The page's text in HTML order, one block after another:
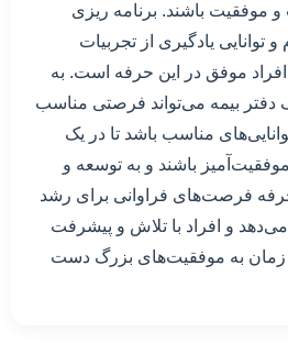
موفقیت باشند. برنامه ریزی
و توانایی یادگیری از تجربیات
موفق در این حرفه است. به
دفتر بیمه می‌تواند فرصتی مناسب
مناسب باشد تا در یک
باشند و به توسعه و
حرفه فرصت‌های فراوانی برای رشد
و افراد با تلاش و پیشرفت
زمان به موفقیت‌های بزرگ دست